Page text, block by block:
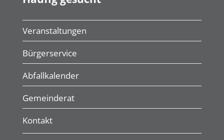
Veranstaltungen
Bürgerservice
Abfallkalender
Gemeinderat
Kontakt